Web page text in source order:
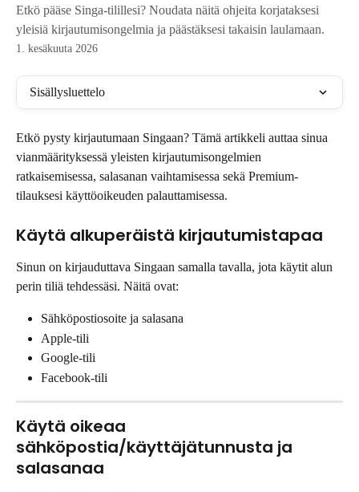
Etkö pääse Singa-tilillesi? Noudata näitä ohjeita korjataksesi
yleisiä kirjautumisongelmia ja päästäksesi takaisin laulamaan.
1. kesäkuuta 2026
Sisällysluettelo
Etkö pysty kirjautumaan Singaan? Tämä artikkeli auttaa sinua
vianmäärityksessä yleisten kirjautumisongelmien
ratkaisemisessa, salasanan vaihtamisessa sekä Premium-
tilauksesi käyttöoikeuden palauttamisessa.
Käytä alkuperäistä kirjautumistapaa
Sinun on kirjauduttava Singaan samalla tavalla, jota käytit alun
perin tiliä tehdessäsi. Näitä ovat:
Sähköpostiosoite ja salasana
Apple-tili
Google-tili
Facebook-tili
Käytä oikeaa
sähköpostia/käyttäjätunnusta ja
salasanaa